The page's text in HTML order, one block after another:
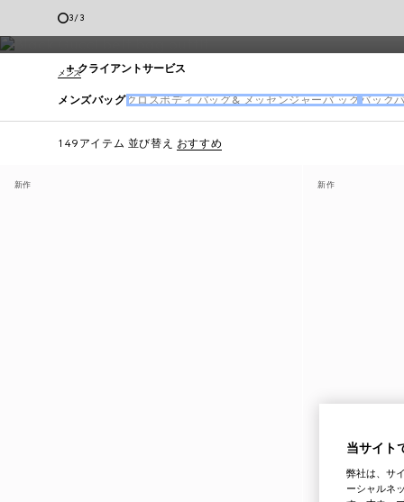
3/3
クライアントサービス
様々な素材やカラーでご提供しています。
メンズ
メンズバッグクロスボディ バッグ& メッセンジャーバ ッグ バック
149アイテム 並び替え おすすめ
新作 新作
当サイト
弊社は、サ
ーシャルネ